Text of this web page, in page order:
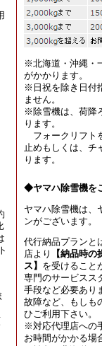
※北海道・沖縄・
がかかります。
※日祝を除き日付
ません。
※除雪機は、荷降
ります。
フォークリフト
止めもしくは、チ
ります。
◆ヤマハ除雪機を
ヤマハ除雪機は、
ンがございます。
代行納品プランと
店より
【納品時
ス】 を受けること
専門のサービスス
手段など必要あり
故障など、もしも
ひご利用下さい。
※対応代理店への
お時間がかかる場